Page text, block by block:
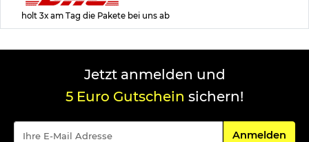
holt 3x am Tag die Pakete bei uns ab
Jetzt anmelden und
5 Euro Gutschein sichern!
Für den
Anmelden